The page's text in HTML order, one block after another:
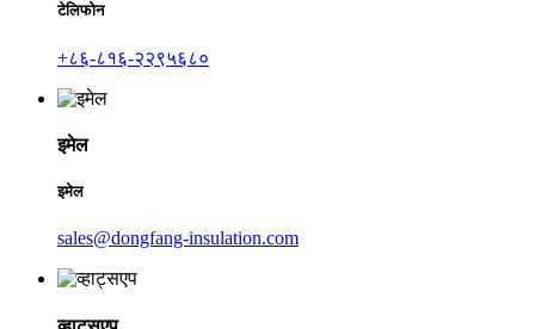
टेलिफोन
+८६-८१६-२२९५६८०
इमेल
इमेल
sales@dongfang-insulation.com